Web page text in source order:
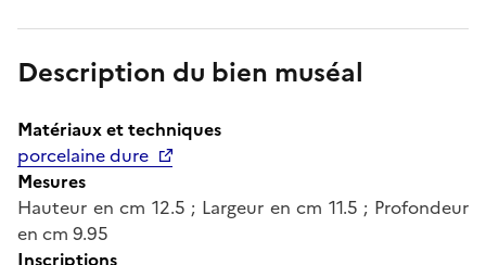
Description du bien muséal
Matériaux et techniques
porcelaine dure
Mesures
Hauteur en cm 12.5 ; Largeur en cm 11.5 ; Profondeur
en cm 9.95
Inscriptions